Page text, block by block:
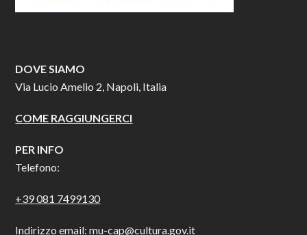
DOVE SIAMO
Via Lucio Amelio 2, Napoli, Italia
COME RAGGIUNGERCI
PER INFO
Telefono:
+39 081 7499130
Indirizzo email:mu-cap@cultura.gov.it